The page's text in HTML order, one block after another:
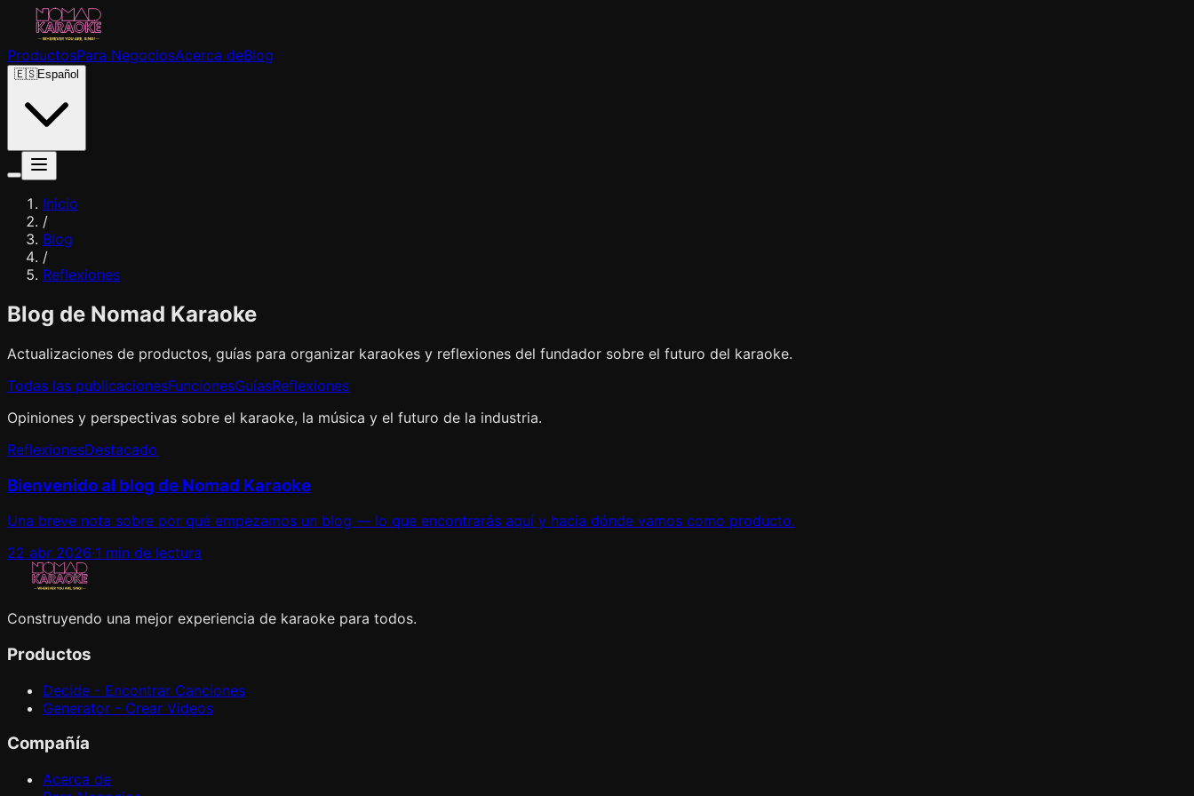
ProductosPara NegociosAcerca deBlog
🇪🇸Español
Inicio
/
Blog
/
Reflexiones
Blog de Nomad Karaoke
Actualizaciones de productos, guías para organizar karaokes y reflexiones del fundador sobre el futuro del karaoke.
Todas las publicacionesFuncionesGuíasReflexiones
Opiniones y perspectivas sobre el karaoke, la música y el futuro de la industria.
ReflexionesDestacado
Bienvenido al blog de Nomad Karaoke
Una breve nota sobre por qué empezamos un blog — lo que encontrarás aquí y hacia dónde vamos como producto.
22 abr 2026·1 min de lectura
Construyendo una mejor experiencia de karaoke para todos.
Productos
Decide - Encontrar Canciones
Generator - Crear Videos
Compañía
Acerca de